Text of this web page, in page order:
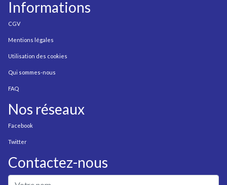
Informations
CGV
Mentions légales
Utilisation des cookies
Qui sommes-nous
FAQ
Nos réseaux
Facebook
Twitter
Contactez-nous